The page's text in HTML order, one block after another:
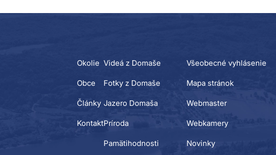
Okolie
Obce
Články
Kontakt
Videá z Domaše
Fotky z Domaše
Jazero Domaša
Príroda
Pamätihodnosti
Všeobecné vyhlásenie
Mapa stránok
Webmaster
Webkamery
Novinky